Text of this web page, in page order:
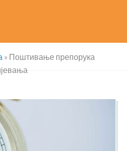
» Поштивање препорука